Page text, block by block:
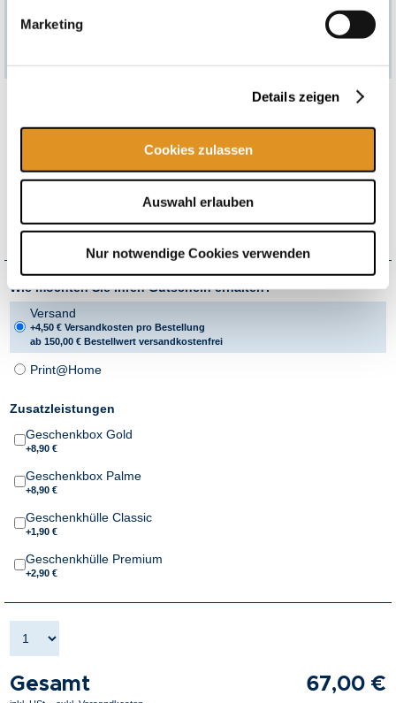
Marketing
Details zeigen
Cookies zulassen
Auswahl erlauben
Nur notwendige Cookies verwenden
Gutscheinpartner und der Therme Erding Service GmbH, einsehbar
unterhttps://www.therme-erding.de/agb/agb-online-shop/.
In diesem Gutschein enthalten:
Eintrittsgutschein für sechs StundenVitalTherme & Saunen
inkl.VitalOase(textil, ab 16 J.)
Wellenbad & Galaxy Rutschenwelt
flexibel einlösbar*
Wie möchten Sie Ihren Gutschein erhalten?
Versand
+4,50 € Versandkosten pro Bestellung
ab 150,00 € Bestellwert versandkostenfrei
Print@Home
Zusatzleistungen
Geschenkbox Gold
+8,90 €
Geschenkbox Palme
+8,90 €
Geschenkhülle Classic
+1,90 €
Geschenkhülle Premium
+2,90 €
Gesamt 67,00 €